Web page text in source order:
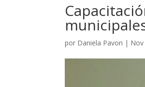
por Daniela Pavon |